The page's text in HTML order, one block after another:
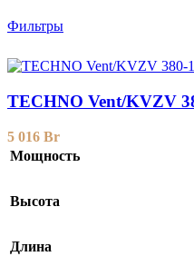
Фильтры
TECHNO Vent/KVZV
5 016 Br
Мощность
Высота
Длина